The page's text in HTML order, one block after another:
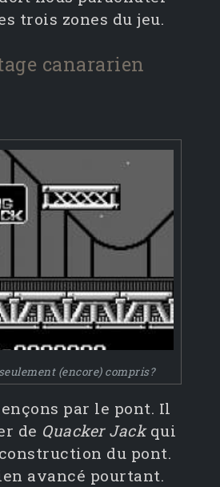
trois zones du jeu.
canararien
(encore) compris?
par le pont. Il
de Quacker Jackqui
du pont.
avancé pourtant.